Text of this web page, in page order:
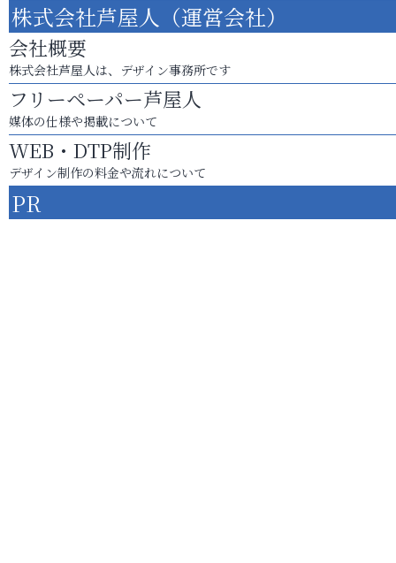
株式会社芦屋人（運営会社）
会社概要
株式会社芦屋人は、デザイン事務所です
フリーペーパー芦屋人
媒体の仕様や掲載について
WEB・DTP制作
デザイン制作の料金や流れについて
PR